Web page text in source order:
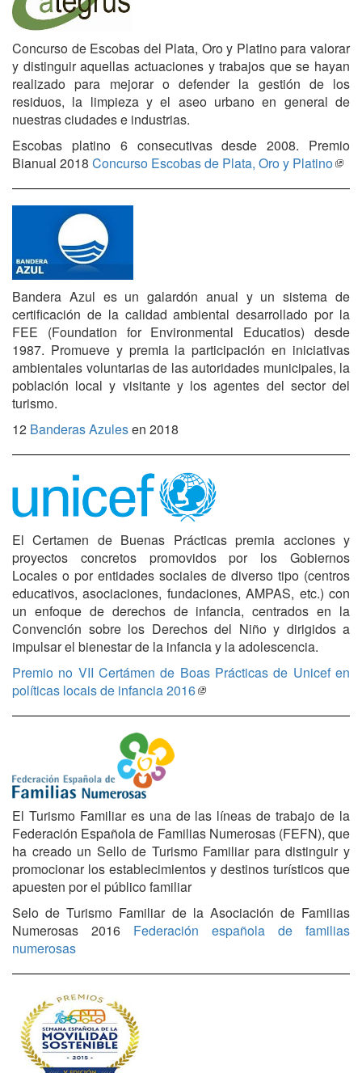
Concurso de Escobas del Plata, Oro y Platino para valorar
y distinguir aquellas actuaciones y trabajos que se hayan
realizado para mejorar o defender la gestión de los
residuos, la limpieza y el aseo urbano en general de
nuestras ciudades e industrias.
Escobas platino 6 consecutivas desde 2008. Premio
Bianual 2018 Concurso Escobas de Plata, Oro y Platino
Bandera Azul es un galardón anual y un sistema de
certificación de la calidad ambiental desarrollado por la
FEE (Foundation for Environmental Educatios) desde
1987. Promueve y premia la participación en iniciativas
ambientales voluntarias de las autoridades municipales, la
población local y visitante y los agentes del sector del
turismo.
12 Banderas Azulesen 2018
El Certamen de Buenas Prácticas premia acciones y
proyectos concretos promovidos por los Gobiernos
Locales o por entidades sociales de diverso tipo (centros
educativos, asociaciones, fundaciones, AMPAS, etc.) con
un enfoque de derechos de infancia, centrados en la
Convención sobre los Derechos del Niño y dirigidos a
impulsar el bienestar de la infancia y la adolescencia.
Premio no VII Certámen de Boas Prácticas de Unicef en
políticas locais de infancia 2016
El Turismo Familiar es una de las líneas de trabajo de la
Federación Española de Familias Numerosas (FEFN), que
ha creado un Sello de Turismo Familiar para distinguir y
promocionar los establecimientos y destinos turísticos que
apuesten por el público familiar
Selo de Turismo Familiar de la Asociación de Familias
Numerosas 2016 Federación española de familias
numerosas